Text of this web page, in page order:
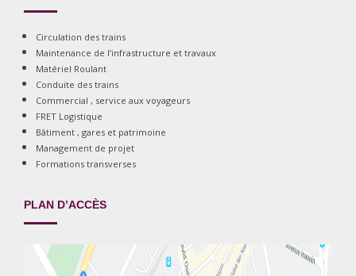
Circulation des trains
Maintenance de l’infrastructure et travaux
Matériel Roulant
Conduite des trains
Commercial , service aux voyageurs
FRET Logistique
Bâtiment , gares et patrimoine
Management de projet
Formations transverses
PLAN D’ACCÈS